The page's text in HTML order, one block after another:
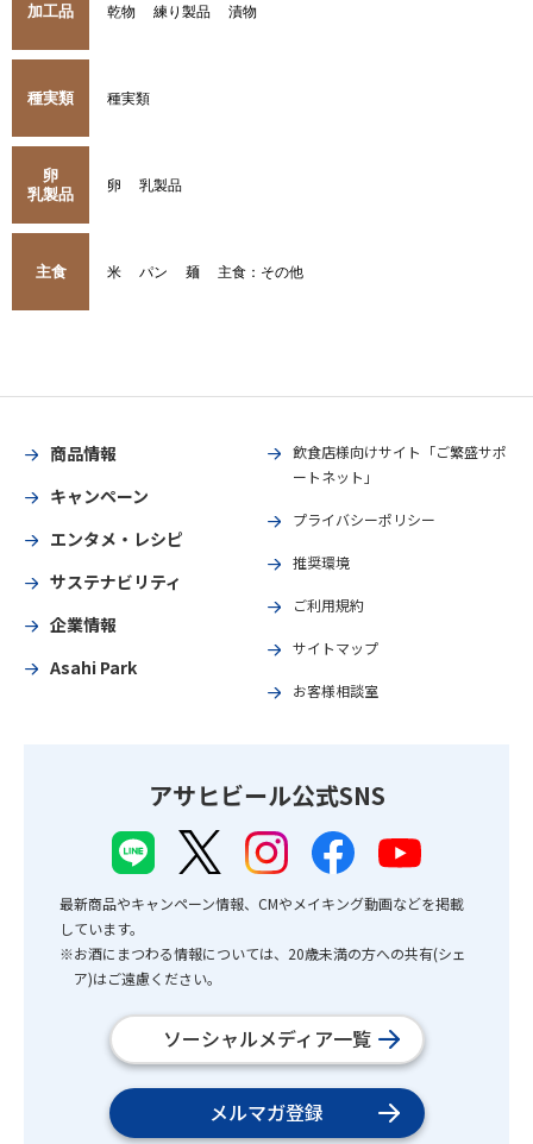
加工品 乾物 練り製品 漬物
種実類 種実類
卵
乳製品
卵 乳製品
主食 米 パン 麺 主食：その他
商品情報
キャンペーン
エンタメ・レシピ
サステナビリティ
企業情報
Asahi Park
飲食店様向けサイト「ご繁盛サポ
ートネット」
プライバシーポリシー
推奨環境
ご利用規約
サイトマップ
お客様相談室
アサヒビール公式SNS
最新商品やキャンペーン情報、CMやメイキング動画などを掲載
しています。
※お酒にまつわる情報については、20歳未満の方への共有(シェ
ア)はご遠慮ください。
ソーシャルメディア一覧
メルマガ登録